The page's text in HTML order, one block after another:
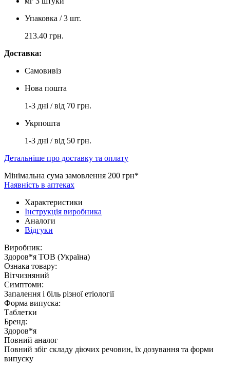
Упаковка / 3 шт.
213.40 грн.
Доставка:
Самовивіз
Нова пошта
1-3 дні / від 70 грн.
Укрпошта
1-3 дні / від 50 грн.
Детальніше про доставку та оплату
Мінімальна сума замовлення 200 грн*
Наявність в аптеках
Характеристики
Інструкція виробника
Аналоги
Відгуки
Виробник:
Здоров*я ТОВ (Україна)
Ознака товару:
Вітчизняний
Симптоми:
Запалення і біль різної етіології
Форма випуска:
Таблетки
Бренд:
Здоров*я
Повний аналог
Повний збіг складу діючих речовин, їх дозування та форми
випуску